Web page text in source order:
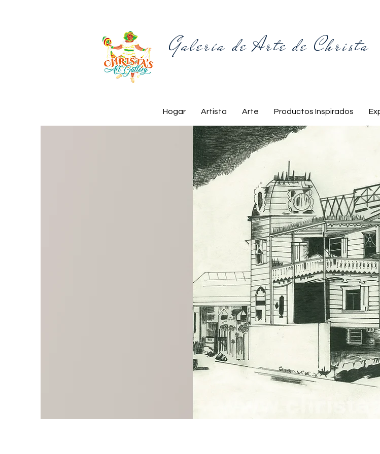
Galería de Arte de Christa
Hogar Artista Arte Productos Inspirados